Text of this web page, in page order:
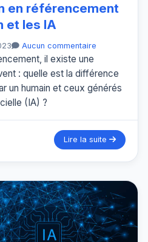
en référencement
et les IA
Aucun commentaire
il existe une
: quelle est la différence
un humain et ceux générés
(IA) ?
Lire la suite